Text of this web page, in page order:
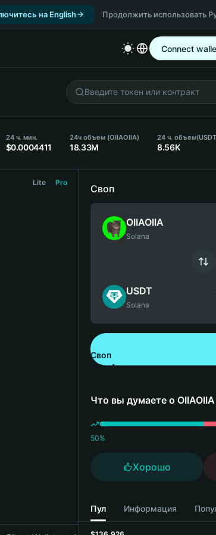
на English Продолжить использовать
Connect
24 ч. мин.
$0.0004411
24ч объем (OIIAOIIA)
18.33M
24 ч. объем
8.56K
Lite Pro
Своп
OIIAOIIA
Solana
USDT
Solana
Своп
Что вы думаете о OIIAOIIA
50%
Хорошо
Пул Информация